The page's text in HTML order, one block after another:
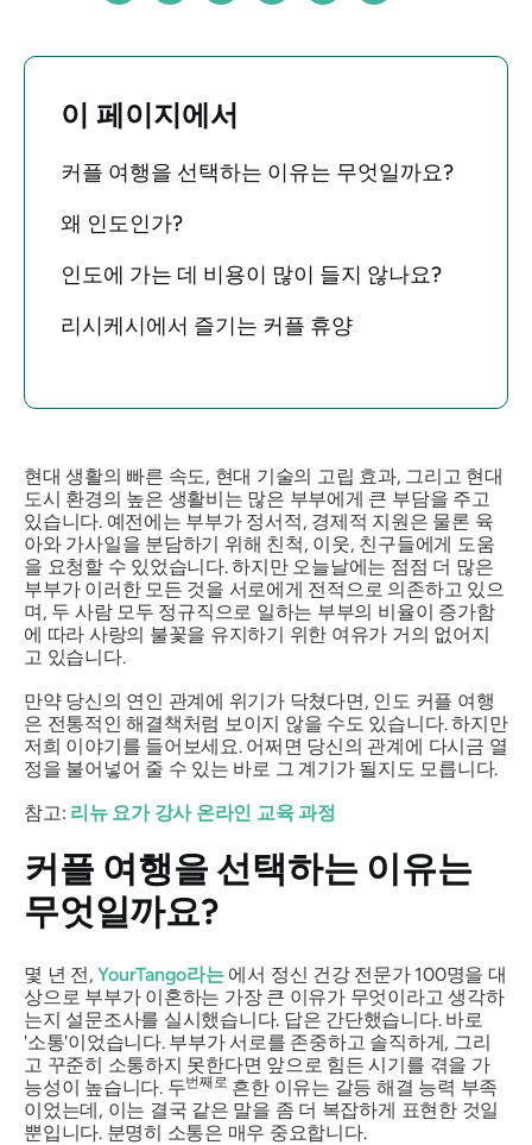
이 페이지에서
커플 여행을 선택하는 이유는 무엇일까요?
왜 인도인가?
인도에 가는 데 비용이 많이 들지 않나요?
리시케시에서 즐기는 커플 휴양
현대 생활의 빠른 속도, 현대 기술의 고립 효과, 그리고 현대
도시 환경의 높은 생활비는 많은 부부에게 큰 부담을 주고
있습니다. 예전에는 부부가 정서적, 경제적 지원은 물론 육
아와 가사일을 분담하기 위해 친척, 이웃, 친구들에게 도움
을 요청할 수 있었습니다. 하지만 오늘날에는 점점 더 많은
부부가 이러한 모든 것을 서로에게 전적으로 의존하고 있으
며, 두 사람 모두 정규직으로 일하는 부부의 비율이 증가함
에 따라 사랑의 불꽃을 유지하기 위한 여유가 거의 없어지
고 있습니다.
만약 당신의 연인 관계에 위기가 닥쳤다면, 인도 커플 여행
은 전통적인 해결책처럼 보이지 않을 수도 있습니다. 하지만
저희 이야기를 들어보세요. 어쩌면 당신의 관계에 다시금 열
정을 불어넣어 줄 수 있는 바로 그 계기가 될지도 모릅니다.
참고: 리뉴 요가 강사 온라인 교육 과정
커플 여행을 선택하는 이유는
무엇일까요?
몇 년 전,YourTango라는에서 정신 건강 전문가 100명을 대
상으로 부부가 이혼하는 가장 큰 이유가 무엇이라고 생각하
는지 설문조사를 실시했습니다. 답은 간단했습니다. 바로
'소통'이었습니다. 부부가 서로를 존중하고 솔직하게, 그리
고 꾸준히 소통하지 못한다면 앞으로 힘든 시기를 겪을 가
능성이 높습니다. 두번째로 흔한 이유는 갈등 해결 능력 부족
이었는데, 이는 결국 같은 말을 좀 더 복잡하게 표현한 것일
뿐입니다. 분명히 소통은 매우 중요합니다.